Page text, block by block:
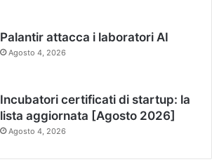
Palantir attacca i laboratori AI
Agosto 4, 2026
Incubatori certificati di startup: la
lista aggiornata [Agosto 2026]
Agosto 4, 2026